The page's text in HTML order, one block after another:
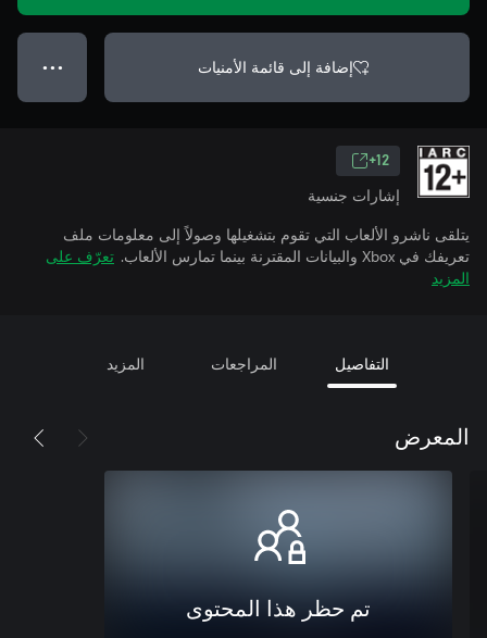
إضافة إلى قائمة الأمنيات ● ● ●
12+
إشارات جنسية
يتلقى ناشرو الألعاب التي تقوم بتشغيلها وصولاً إلى معلومات ملف
تعريفك في Xbox والبيانات المقترنة بينما تمارس الألعاب.
تعرّف على
المزيد
التفاصيل المراجعات المزيد
المعرض
تم حظر هذا المحتوى